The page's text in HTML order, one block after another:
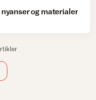
og materialer